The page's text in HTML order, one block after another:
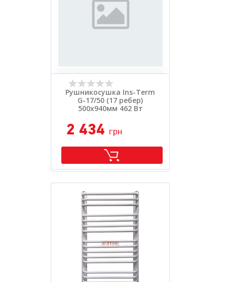
Рушникосушка Ins-Term
G-17/50 (17 ребер)
500х940мм 462 Вт
2 434 грн